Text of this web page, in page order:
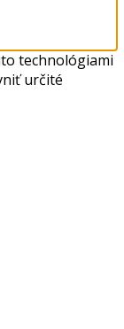
technológiami
určité